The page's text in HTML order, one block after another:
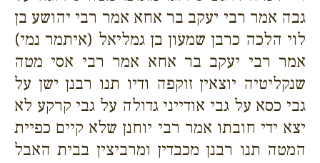
גבה אמר רבי יעקב בר אחא אמר רבי יהושע בן
לוי הלכה כרבן שמעון בן גמליאל (איתמר נמי)
אמר רבי יעקב בר אחא אמר רבי אסי מטה
שנקליטיה יוצאין זוקפה ודיו תנו רבנן ישן על
גבי כסא על גבי אודייני גדולה על גבי קרקע לא
יצא ידי חובתו אמר רבי יוחנן שלא קיים כפיית
המטה תנו רבנן מכבדין ומרביצין בבית האבל